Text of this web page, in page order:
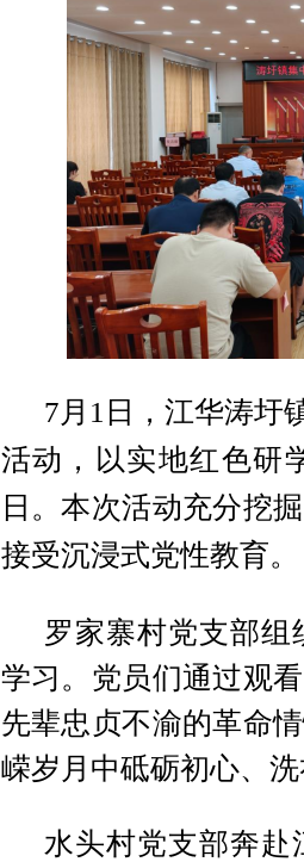
7月1日，江华涛圩
活动，以实地红色研
日。本次活动充分挖
接受沉浸式党性教育。
罗家寨村党支部
学习。党员们通过观
先辈忠贞不渝的革命
嵘岁月中砥砺初心、
水头村党支部奔